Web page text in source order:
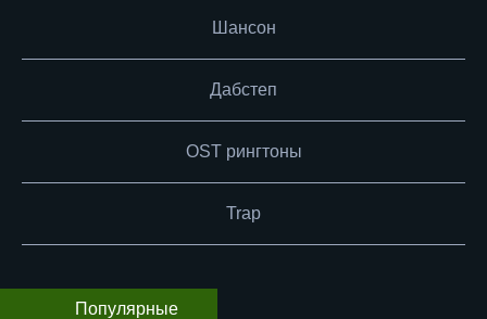
Шансон
Дабстеп
OST рингтоны
Trap
Популярные